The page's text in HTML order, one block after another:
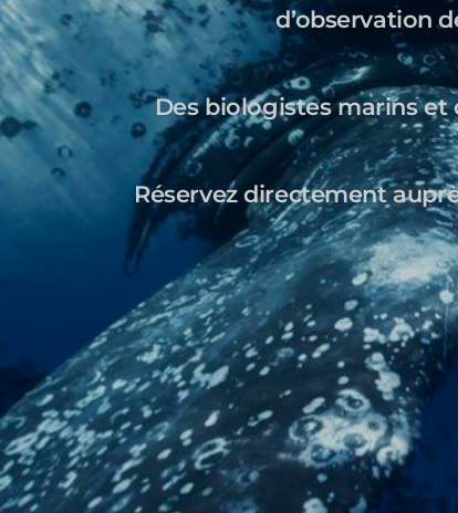
d’observation
Des biologistes marins
Réservez directement